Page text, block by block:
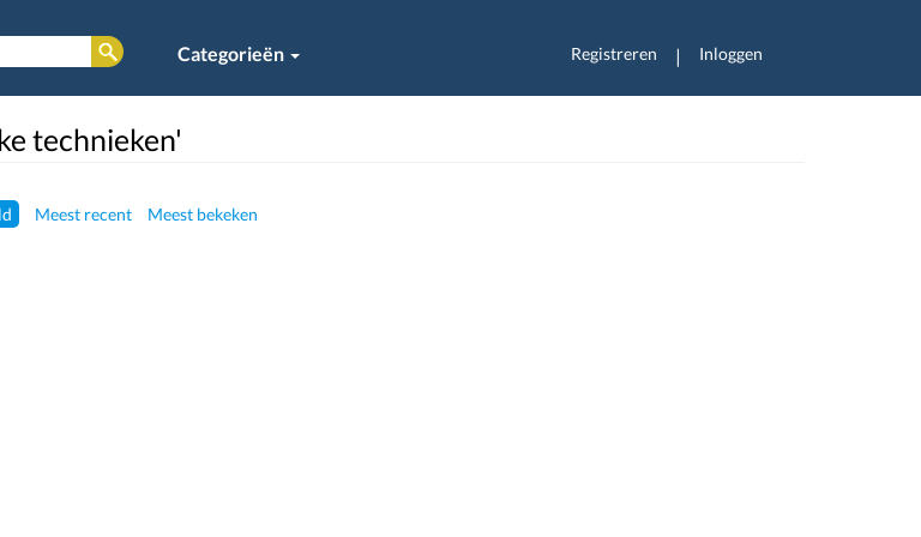
Categorieën Registreren | Inloggen
technieken'
Meest recent Meest bekeken